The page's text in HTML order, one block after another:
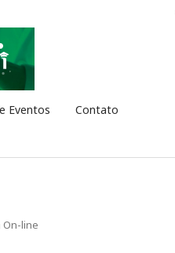
Eventos Contato
On-line